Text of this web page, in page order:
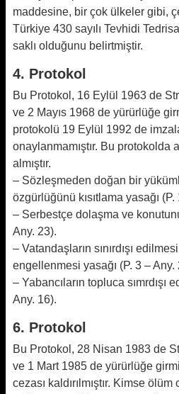
maddesine, bir çok ülkeler gibi,
Türkiye 430 sayılı Tevhidi
saklı olduğunu belirtmiştir.
4. Protokol
Bu Protokol, 16 Eylül 1963 de
ve 2 Mayıs 1968 de yürürlüğe
protokolü 19 Eylül 1992 de
onaylanmamıştır. Bu protokolda
almıştır.
– Sözleşmeden doğan bir
özgürlüğünü kısıtlama yasağı (P.
– Serbestçe dolaşma ve
Any. 23).
– Vatandaşların sınırdışı
engellenmesi yasağı (P. 3 – Any.
– Yabancıların topluca sımrdışı
Any. 16).
6. Protokol
Bu Protokol, 28 Nisan 1983 de
ve 1 Mart 1985 de yürürlüğe
cezası kaldırılmıştır. Kimse